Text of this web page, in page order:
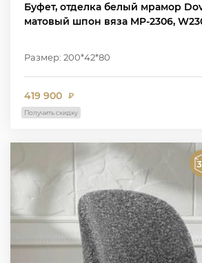
Буфет, отделка белый мрамор
матовый шпон вяза MP-2306,
Размер: 200*42*80
419 900 ₽
Получить скидку